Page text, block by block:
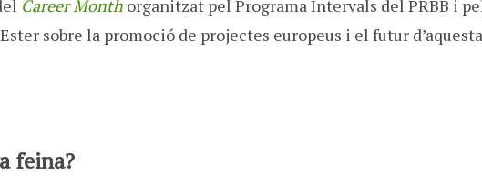
Career Month organitzat pel Programa Intervals del PRBB i
sobre la promoció de projectes europeus i el futur d’aquesta
feina?